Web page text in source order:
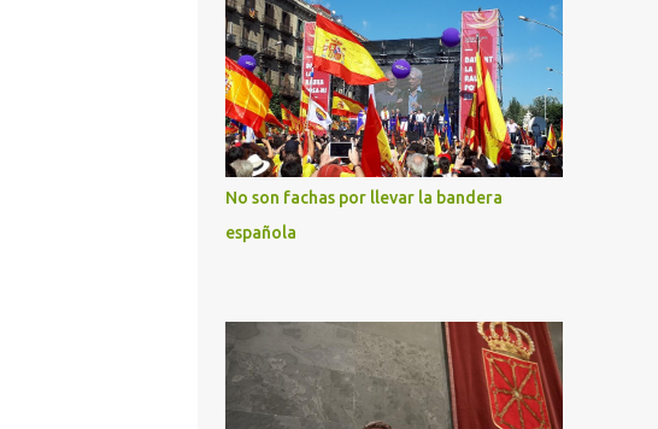
No son fachas por llevar la bandera
española